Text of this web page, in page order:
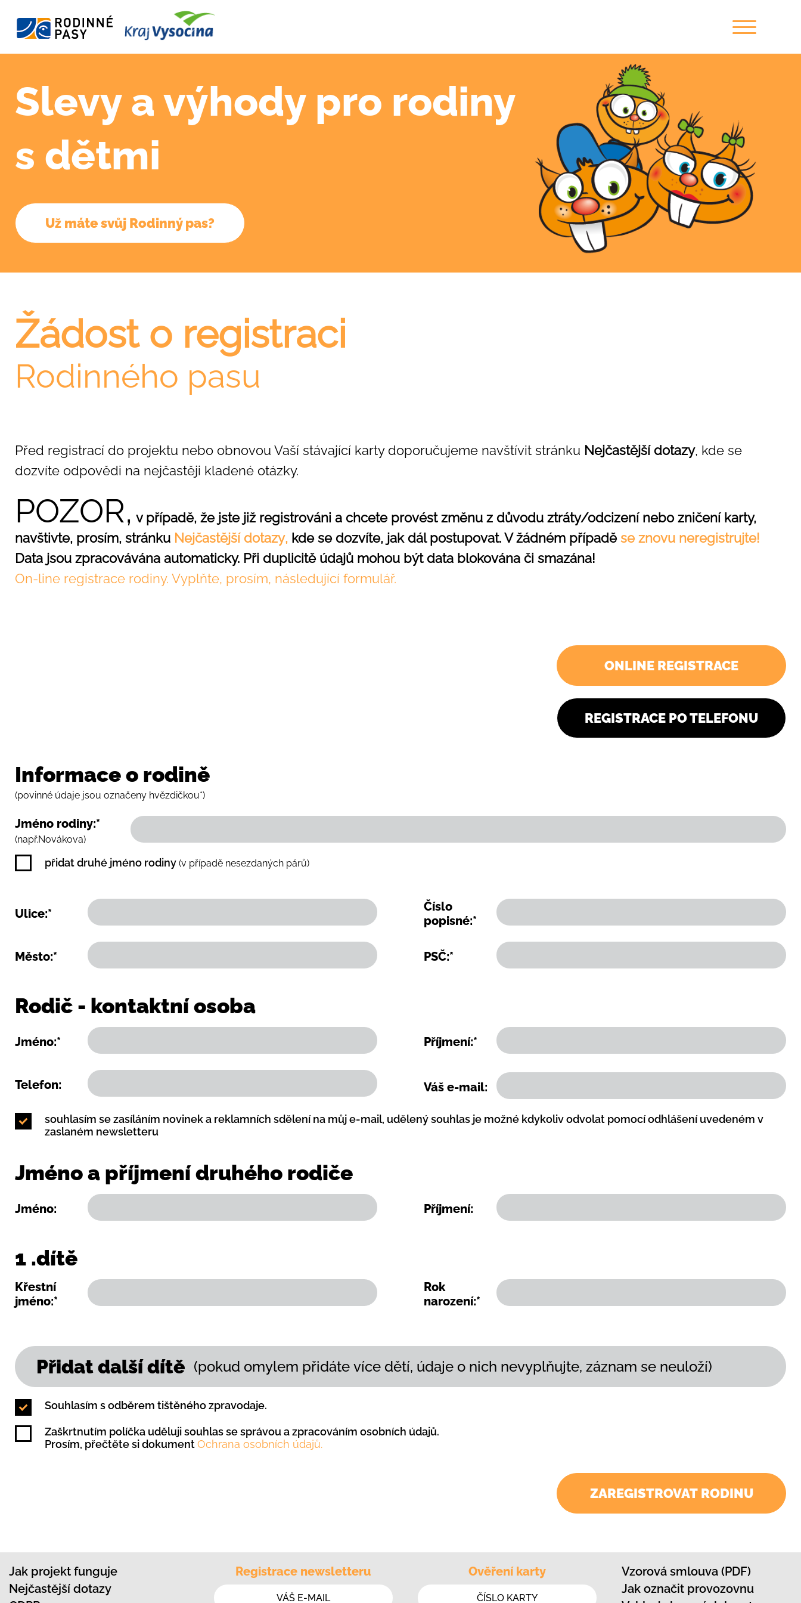
Slevy a výhody pro rodiny
s dětmi
Už máte svůj Rodinný pas?
Žádost o registraci
Rodinného pasu
Před registrací do projektu nebo obnovou Vaší stávající karty doporučujeme navštívit stránku Nejčastější dotazy, kde se
dozvíte odpovědi na nejčastěji kladené otázky.
POZOR, v případě, že jste již registrováni a chcete provést změnu z důvodu ztráty/odcizení nebo zničení karty,
navštivte, prosím, stránku Nejčastější dotazy, kde se dozvíte, jak dál postupovat. V žádném případěse znovu neregistrujte!
Data jsou zpracovávána automaticky. Při duplicitě údajů mohou být data blokována či smazána!
On-line registrace rodiny. Vyplňte, prosím, následující formulář.
ONLINE REGISTRACE
REGISTRACE PO TELEFONU
Informace o rodině
(povinné údaje jsou označeny hvězdičkou*)
Jméno rodiny:*
(např.Novákova)
přidat druhé jméno rodiny (v případě nesezdaných párů)
Ulice:*
Číslo
popisné:*
Město:* PSČ:*
Rodič - kontaktní osoba
Jméno:* Příjmení:*
Telefon: Váš e-mail:
souhlasím se zasíláním novinek a reklamních sdělení na můj e-mail, udělený souhlas je možné kdykoliv odvolat pomocí odhlášení uvedeném v
zaslaném newsletteru
Jméno a příjmení druhého rodiče
Jméno: Příjmení:
1 .dítě
Křestní
jméno:*
Rok
narození:*
Přidat další dítě (pokud omylem přidáte více dětí, údaje o nich nevyplňujte, záznam se neuloží)
Souhlasím s odběrem tištěného zpravodaje.
Zaškrtnutím políčka uděluji souhlas se správou a zpracováním osobních údajů.
Prosím, přečtěte si dokumentOchrana osobních údajů.
ZAREGISTROVAT RODINU
Jak projekt funguje
Nejčastější dotazy
Registrace newsletteru Ověření karty
Vzorová smlouva (PDF)
Jak označit provozovnu